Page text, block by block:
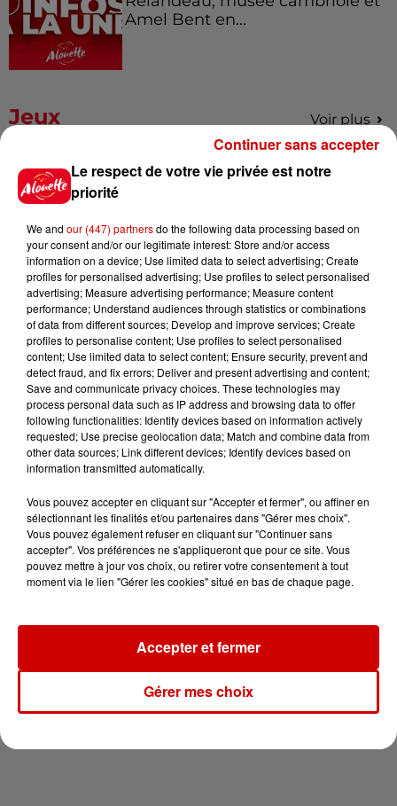
Amel Bent en...
Jeux Voir plus
Gagnez vos places pour le
Festival du Roi Arthur 2026 !
Gagnez vos entrées pour le
Musée du Sport Automobile au
Mans !
Alouette vous invite à
Futuroscope Xperiences !
Le Duel - Gagnez votre balade
en jet ski !
Newsletter
Le respect de votre vie privée est notre
priorité
We and our (447) partnersdo the following data processing based on
your consent and/or our legitimate interest: Store and/or access
information on a device; Use limited data to select advertising; Create
profiles for personalised advertising; Use profiles to select personalised
advertising; Measure advertising performance; Measure content
performance; Understand audiences through statistics or combinations
of data from different sources; Develop and improve services; Create
profiles to personalise content; Use profiles to select personalised
content; Use limited data to select content; Ensure security, prevent and
detect fraud, and fix errors; Deliver and present advertising and content;
Save and communicate privacy choices. These technologies may
process personal data such as IP address and browsing data to offer
following functionalities: Identify devices based on information actively
requested; Use precise geolocation data; Match and combine data from
other data sources; Link different devices; Identify devices based on
information transmitted automatically.
Vous pouvez accepter en cliquant sur "Accepter et fermer", ou affiner en
sélectionnant les finalités et/ou partenaires dans "Gérer mes choix".
Vous pouvez également refuser en cliquant sur "Continuer sans
accepter". Vos préférences ne s'appliqueront que pour ce site. Vous
pouvez mettre à jour vos choix, ou retirer votre consentement à tout
moment via le lien "Gérer les cookies" situé en bas de chaque page.
Gérer mes choix
Accepter et fermer
Continuer sans accepter